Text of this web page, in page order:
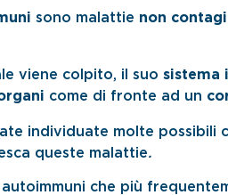
sono malattie non
viene colpito, il suo sistema
come di fronte ad un
individuate molte possibili
queste malattie.
che più